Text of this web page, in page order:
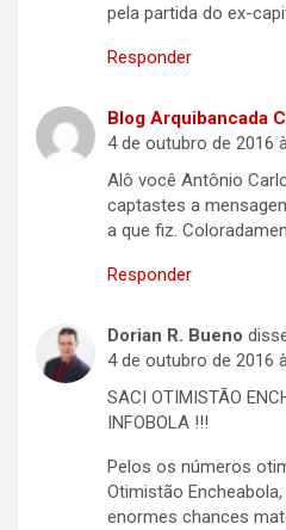
pela partida do ex-
Responder
Blog Arquibancada
4 de outubro de 2016
Alô você Antônio
captastes a
a que fiz.
Responder
Dorian R. Bueno
4 de outubro de 2016
SACI OTIMISTÃO
INFOBOLA !!!
Pelos os números
Otimistão
enormes chances